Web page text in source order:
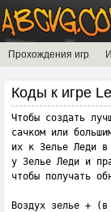
Прохождения игр
Коды к игре
Чтобы создать
сачком или
их к Зелье Леди в
у Зелье Леди и
чтобы получать
Воздух зелье +